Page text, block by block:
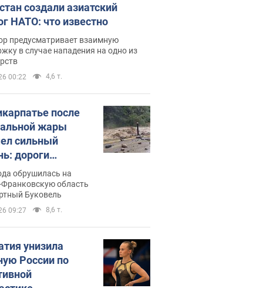
создали азиатский
НАТО: что известно
предусматривает взаимную
в случае нападения на одно из
00:22 4,6 т.
после
жары
сильный
дороги
в реки.
обрушилась на
область
Буковель
09:27 8,6 т.
унизила
России по